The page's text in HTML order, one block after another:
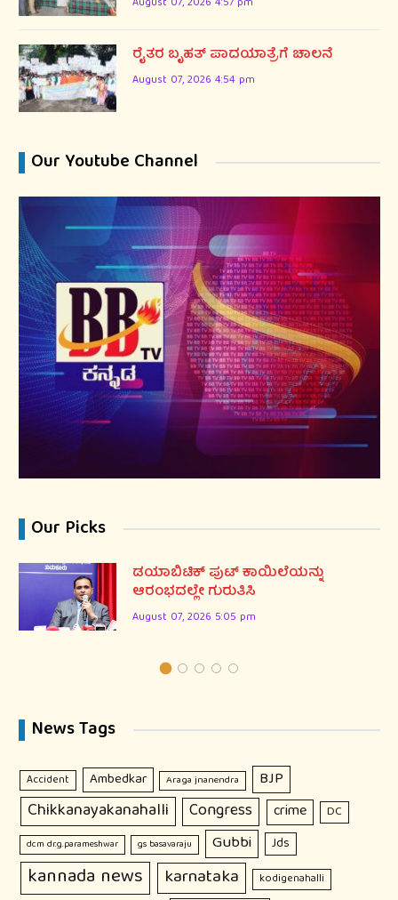
ರೈತರ ಬೃಹತ್ ಪಾದಯಾತ್ರೆಗೆ ಚಾಲನೆ
August 07, 2026 4:54 pm
Our Youtube Channel
Our Picks
ಡಯಾಬಿಟಿಕ್ ಪುಟ್ ಕಾಯಿಲೆಯನ್ನು
ಆರಂಭದಲ್ಲೇ ಗುರುತಿಸಿ
August 07, 2026 5:05 pm
News Tags
Accident Ambedkar Araga jnanendra BJP
Chikkanayakanahalli Congress crime DC
dcm dr.g.parameshwar gs basavaraju Gubbi Jds
kannada news karnataka kodigenahalli